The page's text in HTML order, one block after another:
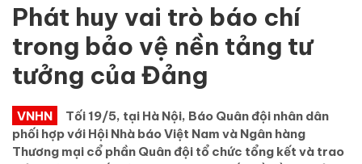
Phát huy vai trò báo chí
trong bảo vệ nền tảng tư
tưởng của Đảng
VNHN
Tối 19/5, tại Hà Nội, Báo Quân đội nhân dân
phối hợp với Hội Nhà báo Việt Nam và Ngân hàng
Thương mại cổ phần Quân đội tổ chức tổng kết và trao